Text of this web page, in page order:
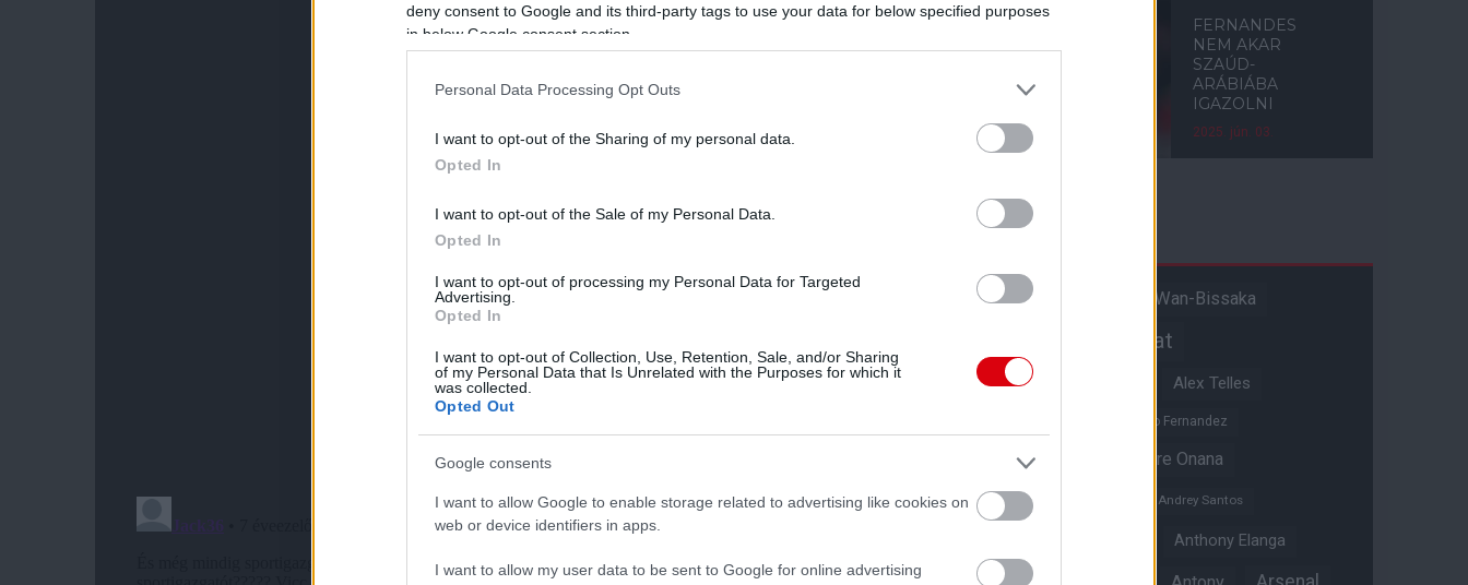
deny consent to Google and its third-party tags to use your data for below specified purposes
in below Google consent section.
Personal Data Processing Opt Outs
I want to opt-out of the Sharing of my personal data.
Opted In
I want to opt-out of the Sale of my Personal Data.
Opted In
I want to opt-out of processing my Personal Data for Targeted
Advertising.
Opted In
I want to opt-out of Collection, Use, Retention, Sale, and/or Sharing
of my Personal Data that Is Unrelated with the Purposes for which it
was collected.
Opted Out
Google consents
I want to allow Google to enable storage related to advertising like cookies on
web or device identifiers in apps.
I want to allow my user data to be sent to Google for online advertising
FERNANDES
NEM AKAR
SZAÚD-
ARÁBIÁBA
IGAZOLNI
2025. jún. 03.
Címkék
A hangadó Aaron Wan-Bissaka
Akadémiai csapat
Alejandro Garnacho Alex Telles
Alvaro Fernandez
Amad Diallo
Andre Onana
Andreas Pereira
Andrey Santos
Anthony Elanga